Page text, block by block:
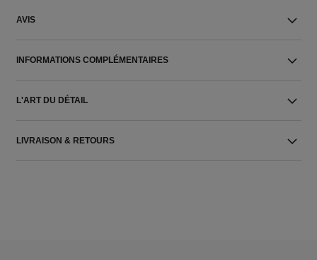
AVIS
INFORMATIONS COMPLÉMENTAIRES
L'ART DU DÉTAIL
LIVRAISON & RETOURS